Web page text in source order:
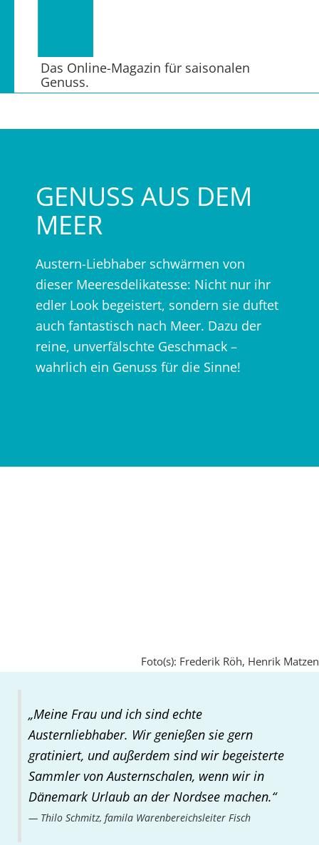
Das Online-Magazin für saisonalen
Genuss.
GENUSS AUS DEM
MEER
Austern-Liebhaber schwärmen von
dieser Meeresdelikatesse: Nicht nur ihr
edler Look begeistert, sondern sie duftet
auch fantastisch nach Meer. Dazu der
reine, unverfälschte Geschmack –
wahrlich ein Genuss für die Sinne!
Foto(s): Frederik Röh, Henrik Matzen
„Meine Frau und ich sind echte
Austernliebhaber. Wir genießen sie gern
gratiniert, und außerdem sind wir begeisterte
Sammler von Austernschalen, wenn wir in
Dänemark Urlaub an der Nordsee machen.“
Thilo Schmitz, famila Warenbereichsleiter Fisch